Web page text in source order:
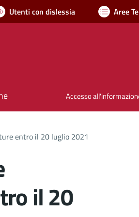
Utenti con dislessia Aree
Accesso
entro il 20 luglio 2021
il 20